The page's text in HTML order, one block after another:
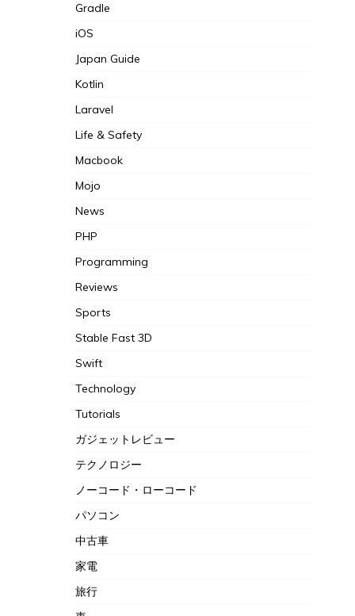
Gradle
iOS
Japan Guide
Kotlin
Laravel
Life & Safety
Macbook
Mojo
News
PHP
Programming
Reviews
Sports
Stable Fast 3D
Swift
Technology
Tutorials
ガジェットレビュー
テクノロジー
ノーコード・ローコード
パソコン
中古車
家電
旅行